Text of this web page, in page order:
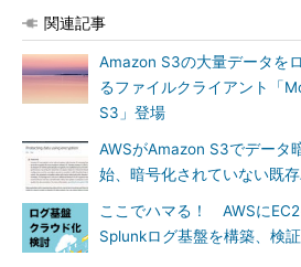
関連記事
Amazon S3の大量データを
るファイルクライアント「
S3」登場
AWSがAmazon S3でデータ
始、暗号化されていない既
ここでハマる！ AWSに
Splunkログ基盤を構築、検